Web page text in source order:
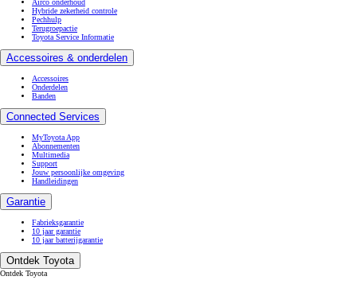
Airco onderhoud
Hybride zekerheid controle
Pechhulp
Terugroepactie
Toyota Service Informatie
Accessoires & onderdelen
Accessoires
Onderdelen
Banden
Connected Services
MyToyota App
Abonnementen
Multimedia
Support
Jouw persoonlijke omgeving
Handleidingen
Garantie
Fabrieksgarantie
10 jaar garantie
10 jaar batterijgarantie
Ontdek Toyota
Ontdek Toyota